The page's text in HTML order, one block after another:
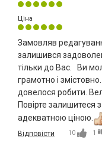
Ціна
Замовляв
залишився
тільки до Вас. Ви
грамотно і
довелося робити.
Повірте залишитеся
адекватною ціною.
Відповісти 10 1